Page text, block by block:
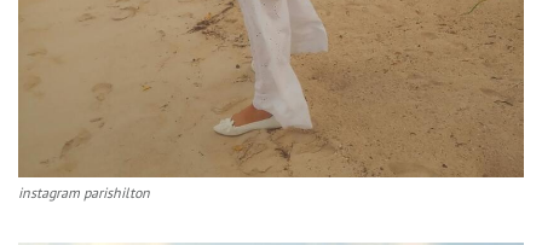
instagram parishilton